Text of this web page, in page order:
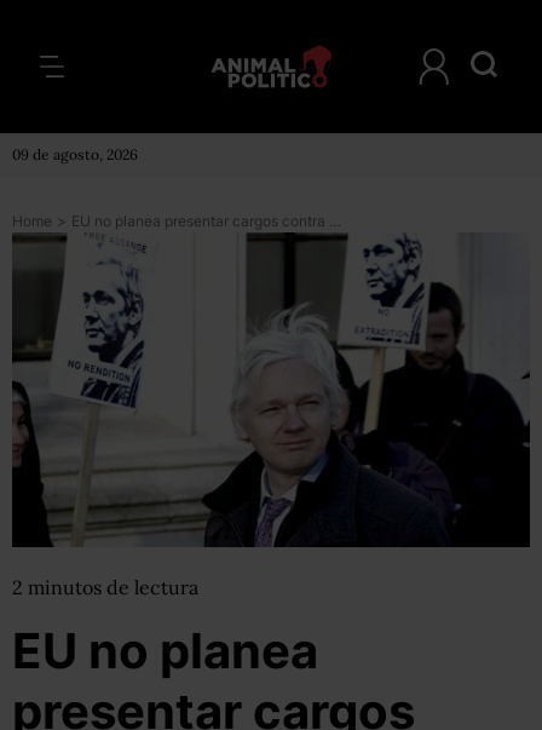
09 de agosto, 2026
Home > EU no planea presentar cargos contra Assange: <i>Washington Post</i>
2 minutos de lectura
EU no planea
presentar cargos